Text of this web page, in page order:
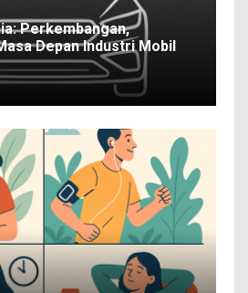
Perkembangan,
Depan Industri Mobil